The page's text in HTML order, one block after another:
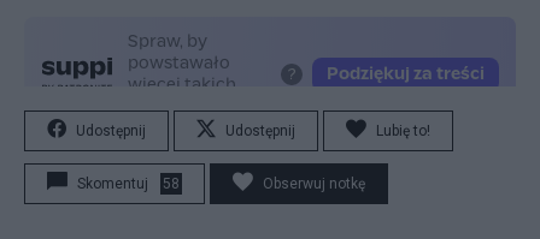
Udostępnij Udostępnij Lubię to!
Skomentuj 58 Obserwuj notkę